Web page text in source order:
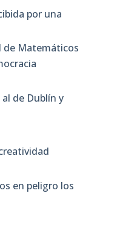
por una
de Matemáticos
de Dublín y
en peligro los